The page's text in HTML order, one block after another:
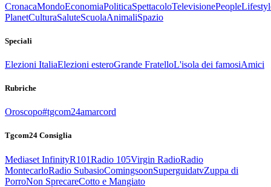
CronacaMondoEconomiaPoliticaSpettacoloTelevisionePeople
PlanetCulturaSaluteScuolaAnimaliSpazio
Speciali
Elezioni ItaliaElezioni esteroGrande FratelloL'isola dei famosiAmici
Rubriche
Oroscopo#tgcom24amarcord
Tgcom24 Consiglia
Mediaset InfinityR101Radio 105Virgin RadioRadio
MontecarloRadio SubasioComingsoonSuperguidatvZuppa di
PorroNon SprecareCotto e Mangiato